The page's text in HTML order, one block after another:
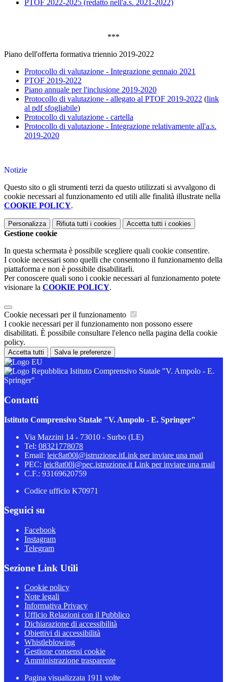
PTOF 2022-2025 (redatto nell'a.s. 2021-2022)
***
Piano dell'offerta formativa triennio 2019-2022
Protocollo di valutazione - Integrazione gennaio 2021
PTOF 2019-2022
Piano annuale per l'inclusione 2019-2020
Protocollo di valutazione - allegato al PTOF 2019-2022 (link
al pdf sfogliabile)
Protocollo di valutazione - cartella
Protocollo di valutazione - Integrazione relativamente all'a.s.
2019-2020
Notizie
Questo sito o gli strumenti terzi da questo utilizzati si avvalgono di
cookie necessari al funzionamento ed utili alle finalità illustrate nella
COOKIE POLICY.
Personalizza Rifiuta tutti i cookies Accetta tutti i cookies
Gestione cookie
In questa schermata è possibile scegliere quali cookie consentire.
I cookie necessari sono quelli che consentono il funzionamento della
piattaforma e non è possibile disabilitarli.
Per conoscere quali sono i cookie necessari al funzionamento potete
visionare la COOKIE POLICY.
Cookie necessari per il funzionamento
I cookie necessari per il funzionamento non possono essere
disabilitati. È possibile consultare l'elenco nella pagina della cookie
policy.
Accetta tutti Salva le preferenze
Istituto Comprensivo Statale "V. Ampolo - E.
Springer"
Contatti
Istituto Comprensivo Statale "V. Ampolo - E. Springer"
Via Mazzini 14 - 73010 - Surbo (LE)
Tel: 08321778078
Email: leic8at00l@istruzione.itLink per inviare una mail
PEC: leic8at00l@pec.istruzione.it Link per inviare una mail
C.F.: 93169620759
Codice ufficio K70971
Seguici su
Facebook
Instagram
Telegram
Sezione Link Utili
Cookie policy
Note legali
Informativa Privacy
Ufficio Relazioni con il Pubblico
Dichiarazione di accessibilità
Obiettivi di accessibilità
Whistleblowing
Gestione consensi cookie
Amministrazione trasparente
Pagina visualizzata 1911 volte